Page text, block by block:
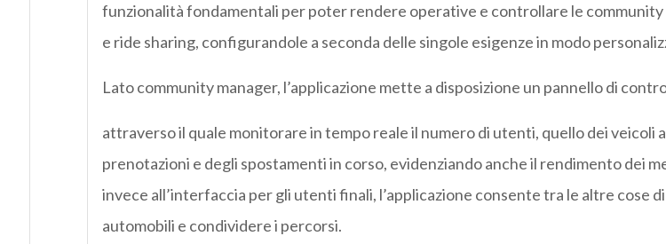
funzionalità fondamentali per poter rendere operative e controllare le community
e ride sharing, configurandole a seconda delle singole esigenze in modo
Lato community manager, l’applicazione mette a disposizione un pannello di
attraverso il quale monitorare in tempo reale il numero di utenti, quello dei veicoli
prenotazioni e degli spostamenti in corso, evidenziando anche il rendimento dei
invece all’interfaccia per gli utenti finali, l’applicazione consente tra le altre cose
automobili e condividere i percorsi.